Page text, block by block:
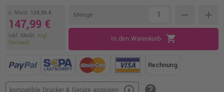
o. MwSt. 124,36 €
147,99 €
inkl. MwSt. zzgl.
Versand
Menge remove add
In den Warenkorb shopping_cart
Rechnung
kompatible Drucker & Geräte anzeigen